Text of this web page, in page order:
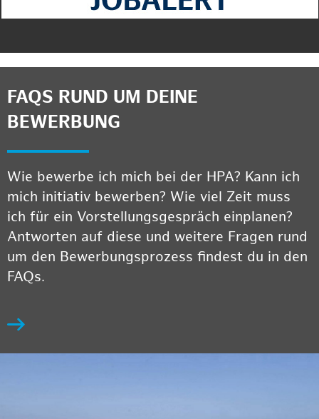
FAQS RUND UM DEINE
BEWERBUNG
Wie bewerbe ich mich bei der HPA? Kann ich
mich initiativ bewerben? Wie viel Zeit muss
ich für ein Vorstellungsgespräch einplanen?
Antworten auf diese und weitere Fragen rund
um den Bewerbungsprozess findest du in den
FAQs.